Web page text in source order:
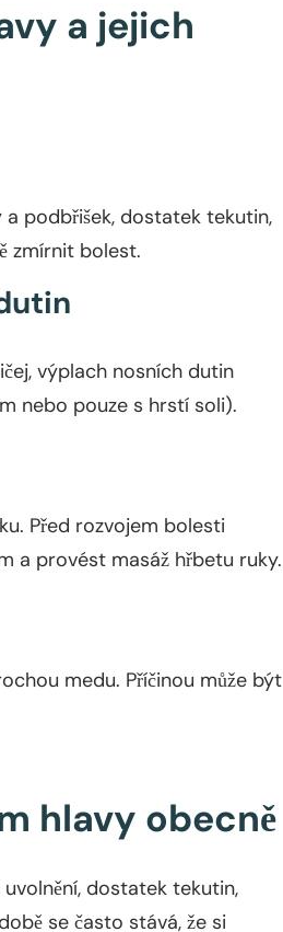
a jejich
podbřišek, dostatek tekutin,
zmírnit bolest.
výplach nosních dutin
nebo pouze s hrstí soli).
Před rozvojem bolesti
a provést masáž hřbetu ruky.
medu. Příčinou může být
hlavy obecně
dostatek tekutin,
se často stává, že si